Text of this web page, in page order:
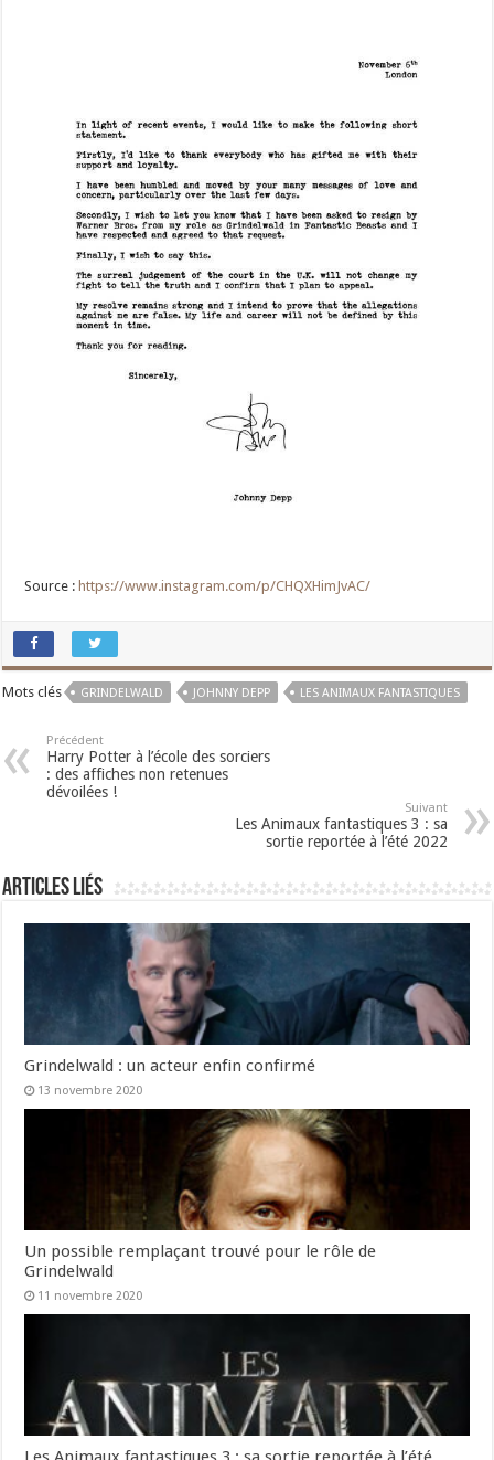
Source : https://www.instagram.com/p/CHQXHimJvAC/
Mots clés GRINDELWALD JOHNNY DEPP LES ANIMAUX FANTASTIQUES
Précédent
Harry Potter à l’école des sorciers
: des affiches non retenues
dévoilées !
Suivant
Les Animaux fantastiques 3 : sa
sortie reportée à l’été 2022
Articles liés
Grindelwald : un acteur enfin confirmé
13 novembre 2020
Un possible remplaçant trouvé pour le rôle de
Grindelwald
11 novembre 2020